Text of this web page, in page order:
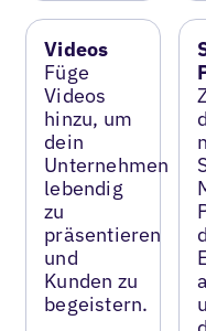
Videos
Füge
Videos
hinzu, um
dein
Unternehmen
lebendig
zu
präsentieren
und
Kunden zu
begeistern.